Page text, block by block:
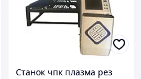
Станок чпк плазма рез